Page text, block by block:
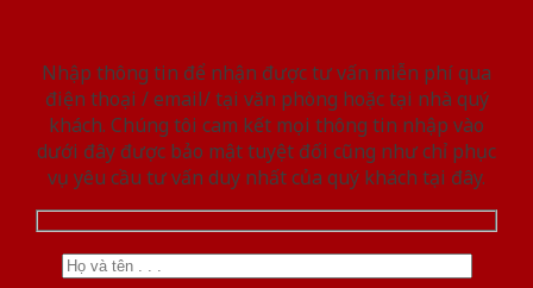
Nhập thông tin để nhận được tư vấn miễn phí qua
điện thoại / email/ tại văn phòng hoặc tại nhà quý
khách. Chúng tôi cam kết mọi thông tin nhập vào
dưới đây được bảo mật tuyệt đối cũng như chỉ phục
vụ yêu cầu tư vấn duy nhất của quý khách tại đây.